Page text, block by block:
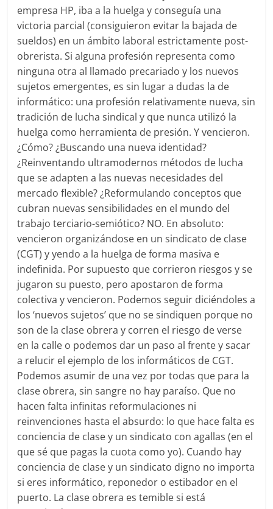
empresa HP, iba a la huelga y conseguía una
victoria parcial (consiguieron evitar la bajada de
sueldos) en un ámbito laboral estrictamente post-
obrerista. Si alguna profesión representa como
ninguna otra al llamado precariado y los nuevos
sujetos emergentes, es sin lugar a dudas la de
informático: una profesión relativamente nueva, sin
tradición de lucha sindical y que nunca utilizó la
huelga como herramienta de presión. Y vencieron.
¿Cómo? ¿Buscando una nueva identidad?
¿Reinventando ultramodernos métodos de lucha
que se adapten a las nuevas necesidades del
mercado flexible? ¿Reformulando conceptos que
cubran nuevas sensibilidades en el mundo del
trabajo terciario-semiótico? NO. En absoluto:
vencieron organizándose en un sindicato de clase
(CGT) y yendo a la huelga de forma masiva e
indefinida. Por supuesto que corrieron riesgos y se
jugaron su puesto, pero apostaron de forma
colectiva y vencieron. Podemos seguir diciéndoles a
los ‘nuevos sujetos’ que no se sindiquen porque no
son de la clase obrera y corren el riesgo de verse
en la calle o podemos dar un paso al frente y sacar
a relucir el ejemplo de los informáticos de CGT.
Podemos asumir de una vez por todas que para la
clase obrera, sin sangre no hay paraíso. Que no
hacen falta infinitas reformulaciones ni
reinvenciones hasta el absurdo: lo que hace falta es
conciencia de clase y un sindicato con agallas (en el
que sé que pagas la cuota como yo). Cuando hay
conciencia de clase y un sindicato digno no importa
si eres informático, reponedor o estibador en el
puerto. La clase obrera es temible si está